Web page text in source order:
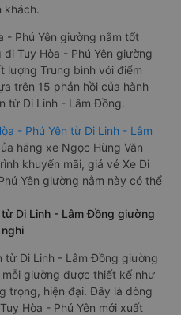
khách.
- Phú Yên giường nằm tốt
Tuy Hòa - Phú Yên giường
lượng Trung bình với điểm
trên 15 phản hồi của hành
từ Di Linh - Lâm Đồng.
- Phú Yên từ Di Linh - Lâm
hãng xe Ngọc Hùng Văn
khuyến mãi, giá vé Xe Di
Yên giường nằm này có thể
Di Linh - Lâm Đồng giường
từ Di Linh - Lâm Đồng giường
giường được thiết kế như
trọng, hiện đại. Đây là dòng
Hòa - Phú Yên mới xuất